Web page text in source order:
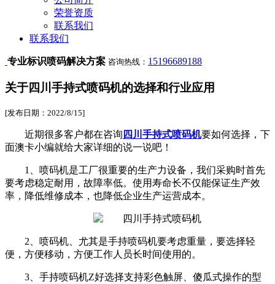
荣誉资质
联系我们
联系我们
专业标识喷码解决方案 咨询热线： 15196689188
关于四川手持式喷码机的选择和行业应用
[发布日期：2022/8/15]
近期很多客户都在咨询 四川手持式喷码机要如何选择，下
面澳卡小编就给大家详细的说一说吧！
1、喷码机是工厂很重要的生产力设备，我们采购时首先
要考虑稳定耐用，故障率低。使用寿命长不仅能保证生产效
率，降低维修成本，也降低企业生产运营成本。
2、喷码机、尤其是手持喷码机要考虑重量，要选择轻
便，方便移动，方便工作人员长时间使用的。
3、手持喷码机Z好选择支持彩色触屏、傻瓜式操作的型